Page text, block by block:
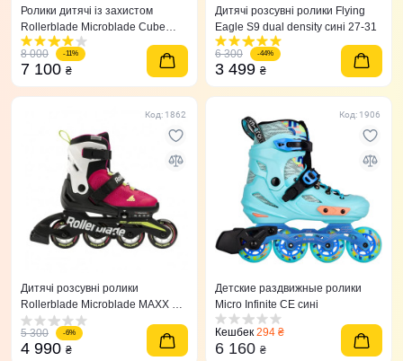
Ролики дитячі із захистом
Rollerblade Microblade Сube
Orange/Blue
8 000
-11%
7 100 ₴
Дитячі розсувні ролики Flying
Eagle S9 dual density сині 27-31
6 300 -44%
3 499 ₴
Код: 1862
Дитячі розсувні ролики
Rollerblade Microblade MAXX G
36,5-40,5
5 300
-6%
4 990 ₴
Код: 1906
Детские раздвижные ролики
Micro Infinite CE сині
Кешбек 294 ₴
6 160 ₴